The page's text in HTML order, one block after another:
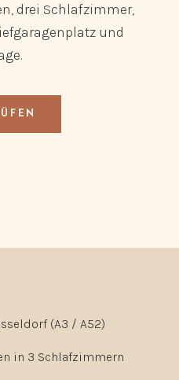
drei Schlafzimmer,
und
(A3 / A52)
in 3 Schlafzimmern